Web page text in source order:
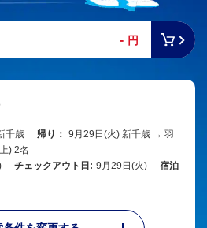
- 円
千歳 帰り： 9月29日(火) 新千歳 → 羽
) 2名
チェックアウト日: 9月29日(火)
宿泊